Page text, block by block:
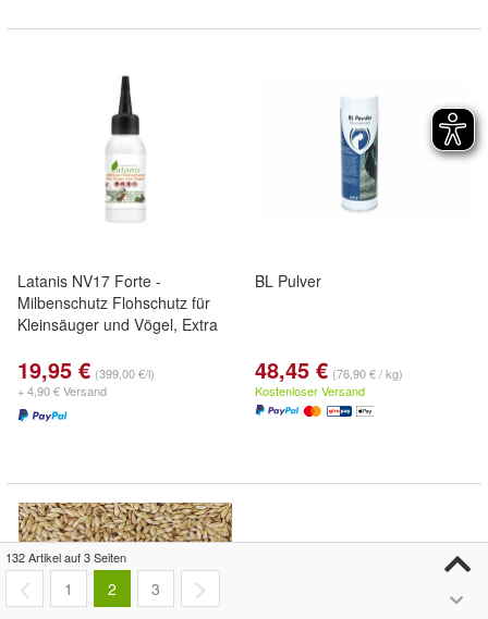
Latanis NV17 Forte -
Milbenschutz Flohschutz für
Kleinsäuger und Vögel, Extra
19,95 € (399,00 €/l)
+ 4,90 € Versand
BL Pulver
48,45 € (76,90 € / kg)
Kostenloser Versand
132 Artikel auf 3 Seiten
1 2 3